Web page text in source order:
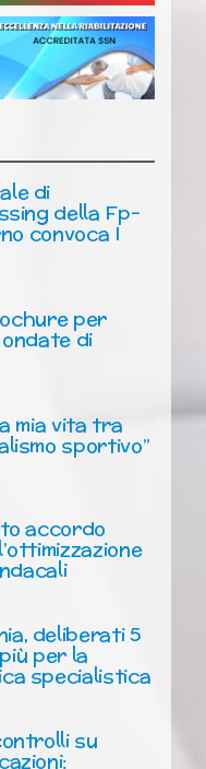
di
della Fp-
convoca I
per
di
mia vita tra
sportivo”
accordo
deliberati 5
per la
specialistica
su